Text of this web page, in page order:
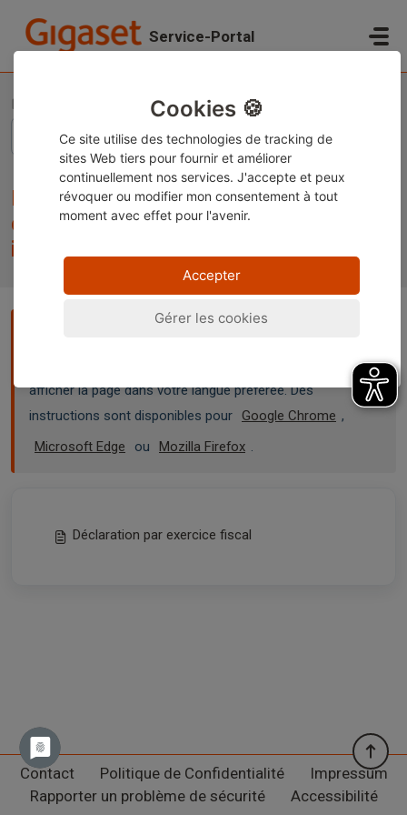
Service-Portal
Déclarations relatives à la destruction
de produits de consommation
invendus – (UE) 2026/2
la fonction de traduction intégrée de votre navigateur pour
afficher la page dans votre langue préférée. Des
instructions sont disponibles pour Google Chrome ,
Microsoft Edge
ou Mozilla Firefox .
Déclaration par exercice fiscal
Contact Politique de Confidentialité
Impressum
Rapporter un problème de sécurité
Accessibilité
Cookies 🍪
Ce site utilise des technologies de tracking de
sites Web tiers pour fournir et améliorer
continuellement nos services. J'accepte et peux
révoquer ou modifier mon consentement à tout
moment avec effet pour l'avenir.
Accepter
Gérer les cookies